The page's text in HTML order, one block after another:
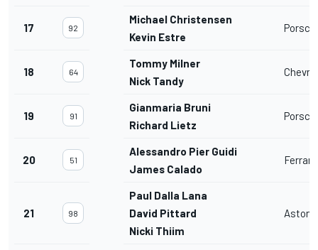
17 92
Michael Christensen
Kevin Estre
18 64
Tommy Milner
Nick Tandy
19 91
Gianmaria Bruni
Richard Lietz
20 51
Alessandro Pier Guidi
James Calado
Ferrari
21 98
Paul Dalla Lana
David Pittard
Nicki Thiim
Aston